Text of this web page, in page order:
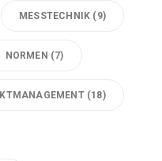
MESSTECHNIK (9)
NORMEN (7)
(18)